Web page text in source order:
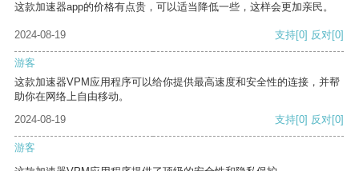
这款加速器app的价格有点贵，可以适当降低一些，这样会更加亲民。
2024-08-19 支持[0] 反对[0]
游客
这款加速器VPM应用程序可以给你提供最高速度和安全性的连接，并帮
助你在网络上自由移动。
2024-08-19
支持[0] 反对[0]
游客